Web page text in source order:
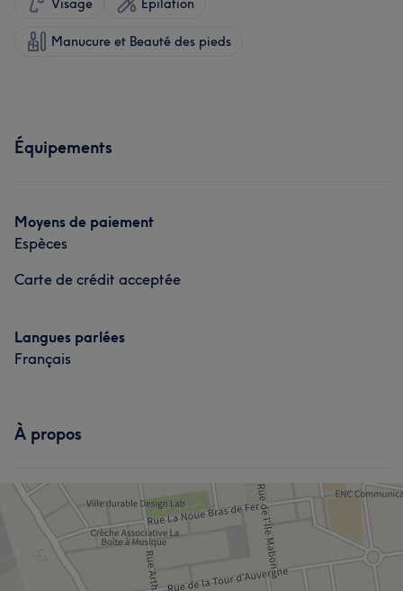
Visage Épilation
Manucure et Beauté des pieds
Équipements
Moyens de paiement
Espèces
Carte de crédit acceptée
Langues parlées
Français
À propos